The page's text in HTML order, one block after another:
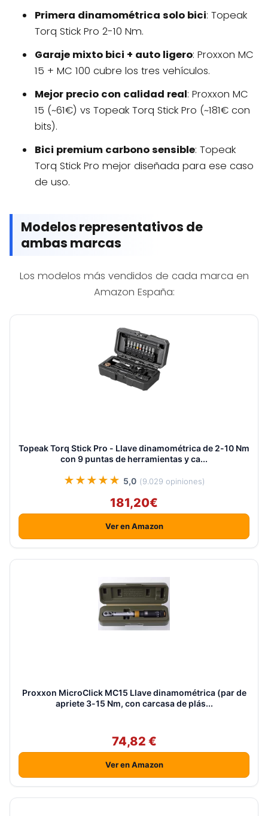
Primera dinamométrica solo bici: Topeak
Torq Stick Pro 2-10 Nm.
Garaje mixto bici + auto ligero: Proxxon MC
15 + MC 100 cubre los tres vehículos.
Mejor precio con calidad real: Proxxon MC
15 (~61€) vs Topeak Torq Stick Pro (~181€ con
bits).
Bici premium carbono sensible: Topeak
Torq Stick Pro mejor diseñada para ese caso
de uso.
Modelos representativos de
ambas marcas
Los modelos más vendidos de cada marca en
Amazon España:
Topeak Torq Stick Pro - Llave dinamométrica de 2-10 Nm
con 9 puntas de herramientas y ca...
★★★★★ 5,0 (9.029 opiniones)
181,20€
Ver en Amazon
Proxxon MicroClick MC15 Llave dinamométrica (par de
apriete 3-15 Nm, con carcasa de plás...
74,82 €
Ver en Amazon